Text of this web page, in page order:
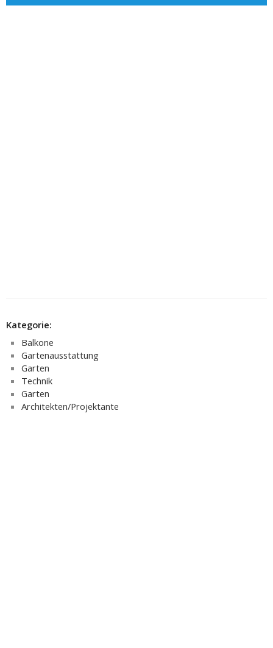
Kategorie:
Balkone
Gartenausstattung
Garten
Technik
Garten
Architekten/Projektante